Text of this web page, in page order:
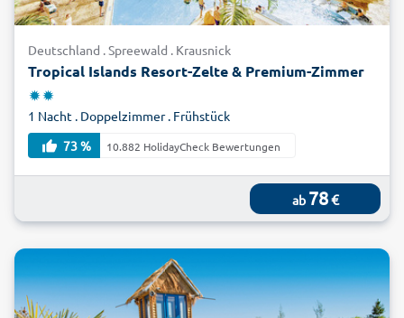
Deutschland . Spreewald . Krausnick
Tropical Islands Resort-Zelte & Premium-Zimmer
1 Nacht . Doppelzimmer . Frühstück
73 %
10.882 HolidayCheck Bewertungen
ab 78€